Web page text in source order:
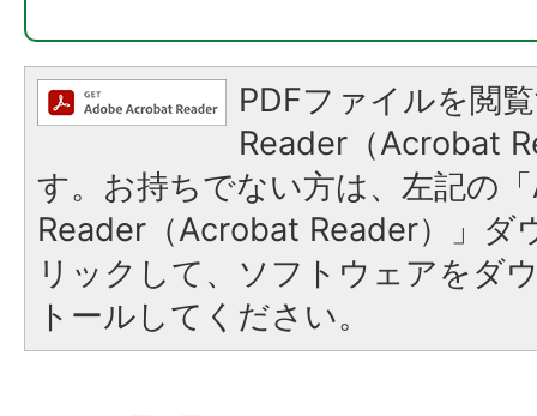
PDFファイルを閲
Reader（Acrobat
す。お持ちでない方は、左記の
Reader（Acrobat Reader）」ダ
リックして、ソフトウェアをダ
トールしてください。